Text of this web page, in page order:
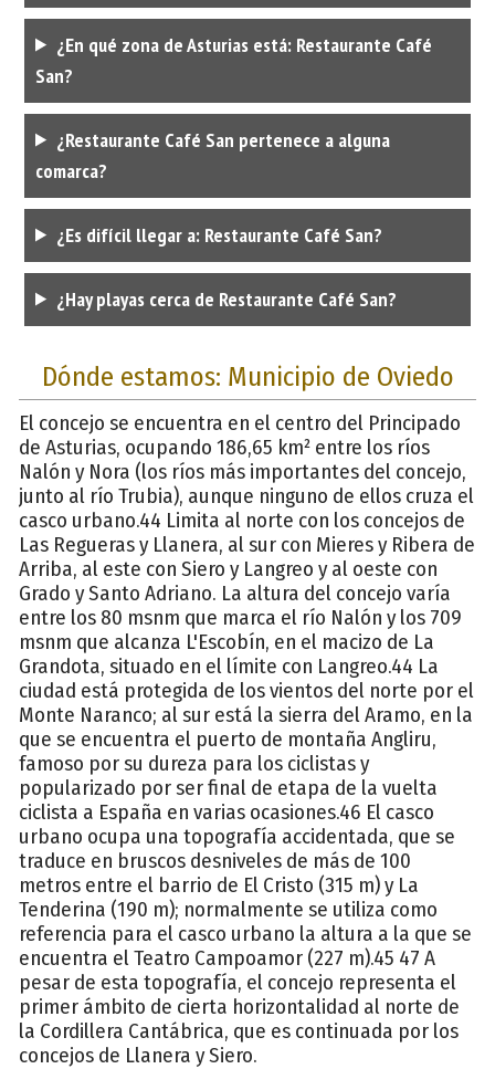
¿En qué zona de Asturias está: Restaurante Café
San?
¿Restaurante Café San pertenece a alguna
comarca?
¿Es difícil llegar a: Restaurante Café San?
¿Hay playas cerca de Restaurante Café San?
Dónde estamos: Municipio de Oviedo
El concejo se encuentra en el centro del Principado
de Asturias, ocupando 186,65 km² entre los ríos
Nalón y Nora (los ríos más importantes del concejo,
junto al río Trubia), aunque ninguno de ellos cruza el
casco urbano.44 Limita al norte con los concejos de
Las Regueras y Llanera, al sur con Mieres y Ribera de
Arriba, al este con Siero y Langreo y al oeste con
Grado y Santo Adriano. La altura del concejo varía
entre los 80 msnm que marca el río Nalón y los 709
msnm que alcanza L'Escobín, en el macizo de La
Grandota, situado en el límite con Langreo.44 La
ciudad está protegida de los vientos del norte por el
Monte Naranco; al sur está la sierra del Aramo, en la
que se encuentra el puerto de montaña Angliru,
famoso por su dureza para los ciclistas y
popularizado por ser final de etapa de la vuelta
ciclista a España en varias ocasiones.46 El casco
urbano ocupa una topografía accidentada, que se
traduce en bruscos desniveles de más de 100
metros entre el barrio de El Cristo (315 m) y La
Tenderina (190 m); normalmente se utiliza como
referencia para el casco urbano la altura a la que se
encuentra el Teatro Campoamor (227 m).45 47 A
pesar de esta topografía, el concejo representa el
primer ámbito de cierta horizontalidad al norte de
la Cordillera Cantábrica, que es continuada por los
concejos de Llanera y Siero.